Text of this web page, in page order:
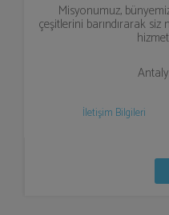
Misyonumuz,
çeşitlerini barındırarak siz
İletişim Bilgileri